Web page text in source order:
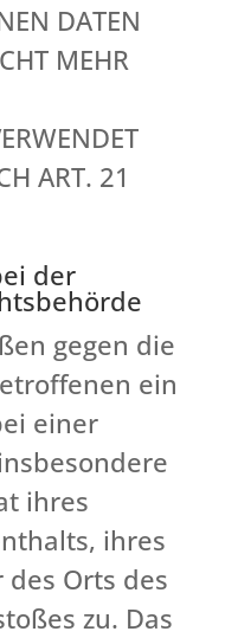
DATEN
MEHR
ART. 21
der
gegen die
ein
einer
ihres
ihres
Orts des
zu. Das